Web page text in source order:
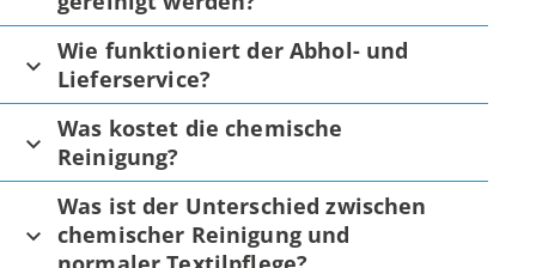
Wie funktioniert der Abhol- und
Lieferservice?
Was kostet die chemische
Reinigung?
Was ist der Unterschied zwischen
chemischer Reinigung und